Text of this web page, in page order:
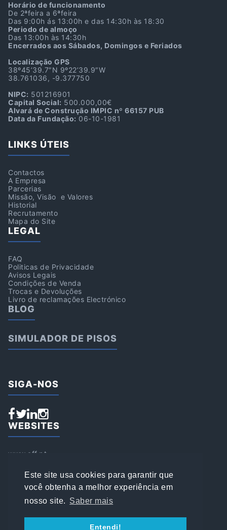
Este site usa cookies para garantir que
você obtenha a melhor experiência em
nosso site. Saber mais
Entendi!
Horário de funcionamento
De 2ªfeira a 6ªfeira
Das 9:00h ás 13:00h e das 14:30h às 18:30
Periodo de almoço
Das 13:00h às 14:30h
Encerrados aos Sábados, Domingos e Feriados
Localização GPS
38º45’39.7″N 9º22’39.9″W
38.761036, -9.377750
NIPC: 501216901
Capital Social: 500.000,00€
Alvará de Construção IMPIC nº 66157 PUB
Data da Fundação: 06-10-1981
LINKS ÚTEIS
Contactos
A Empresa
Parcerias
Missão, Visão e Valores
Historial
Recrutamento
Mapa do Site
LEGAL
FAQ
Politicas de Privacidade
Avisos Legais
Condições de Venda
Trocas e Devoluções
Livro de reclamações Electrónico
BLOG
SIMULADOR DE PISOS
SIGA-NOS
WEBSITES
www.aff.pt
www.loja.affsports.pt
PESQUISAR